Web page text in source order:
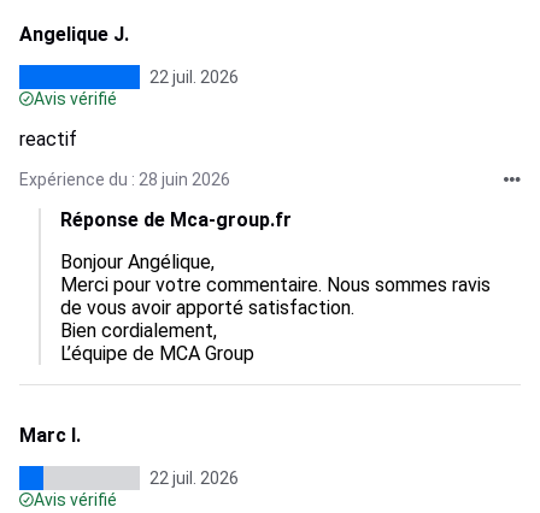
Angelique J.
22 juil. 2026
Avis vérifié
reactif
Expérience du : 28 juin 2026
Réponse de Mca-group.fr
Bonjour Angélique,
Merci pour votre commentaire. Nous sommes ravis
de vous avoir apporté satisfaction.
Bien cordialement,
L’équipe de MCA Group
Marc I.
22 juil. 2026
Avis vérifié